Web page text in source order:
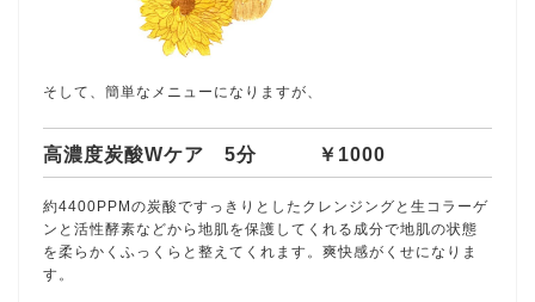
そして、簡単なメニューになりますが、
高濃度炭酸Wケア 5分 ￥1000
約4400PPMの炭酸ですっきりとしたクレンジングと生コラーゲ
ンと活性酵素などから地肌を保護してくれる成分で地肌の状態
を柔らかくふっくらと整えてくれます。爽快感がくせになりま
す。